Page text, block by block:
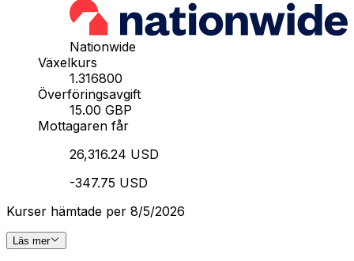
Nationwide
Växelkurs
1.316800
Överföringsavgift
15.00 GBP
Mottagaren får
26,316.24 USD
-347.75 USD
Kurser hämtade per 8/5/2026
Läs mer